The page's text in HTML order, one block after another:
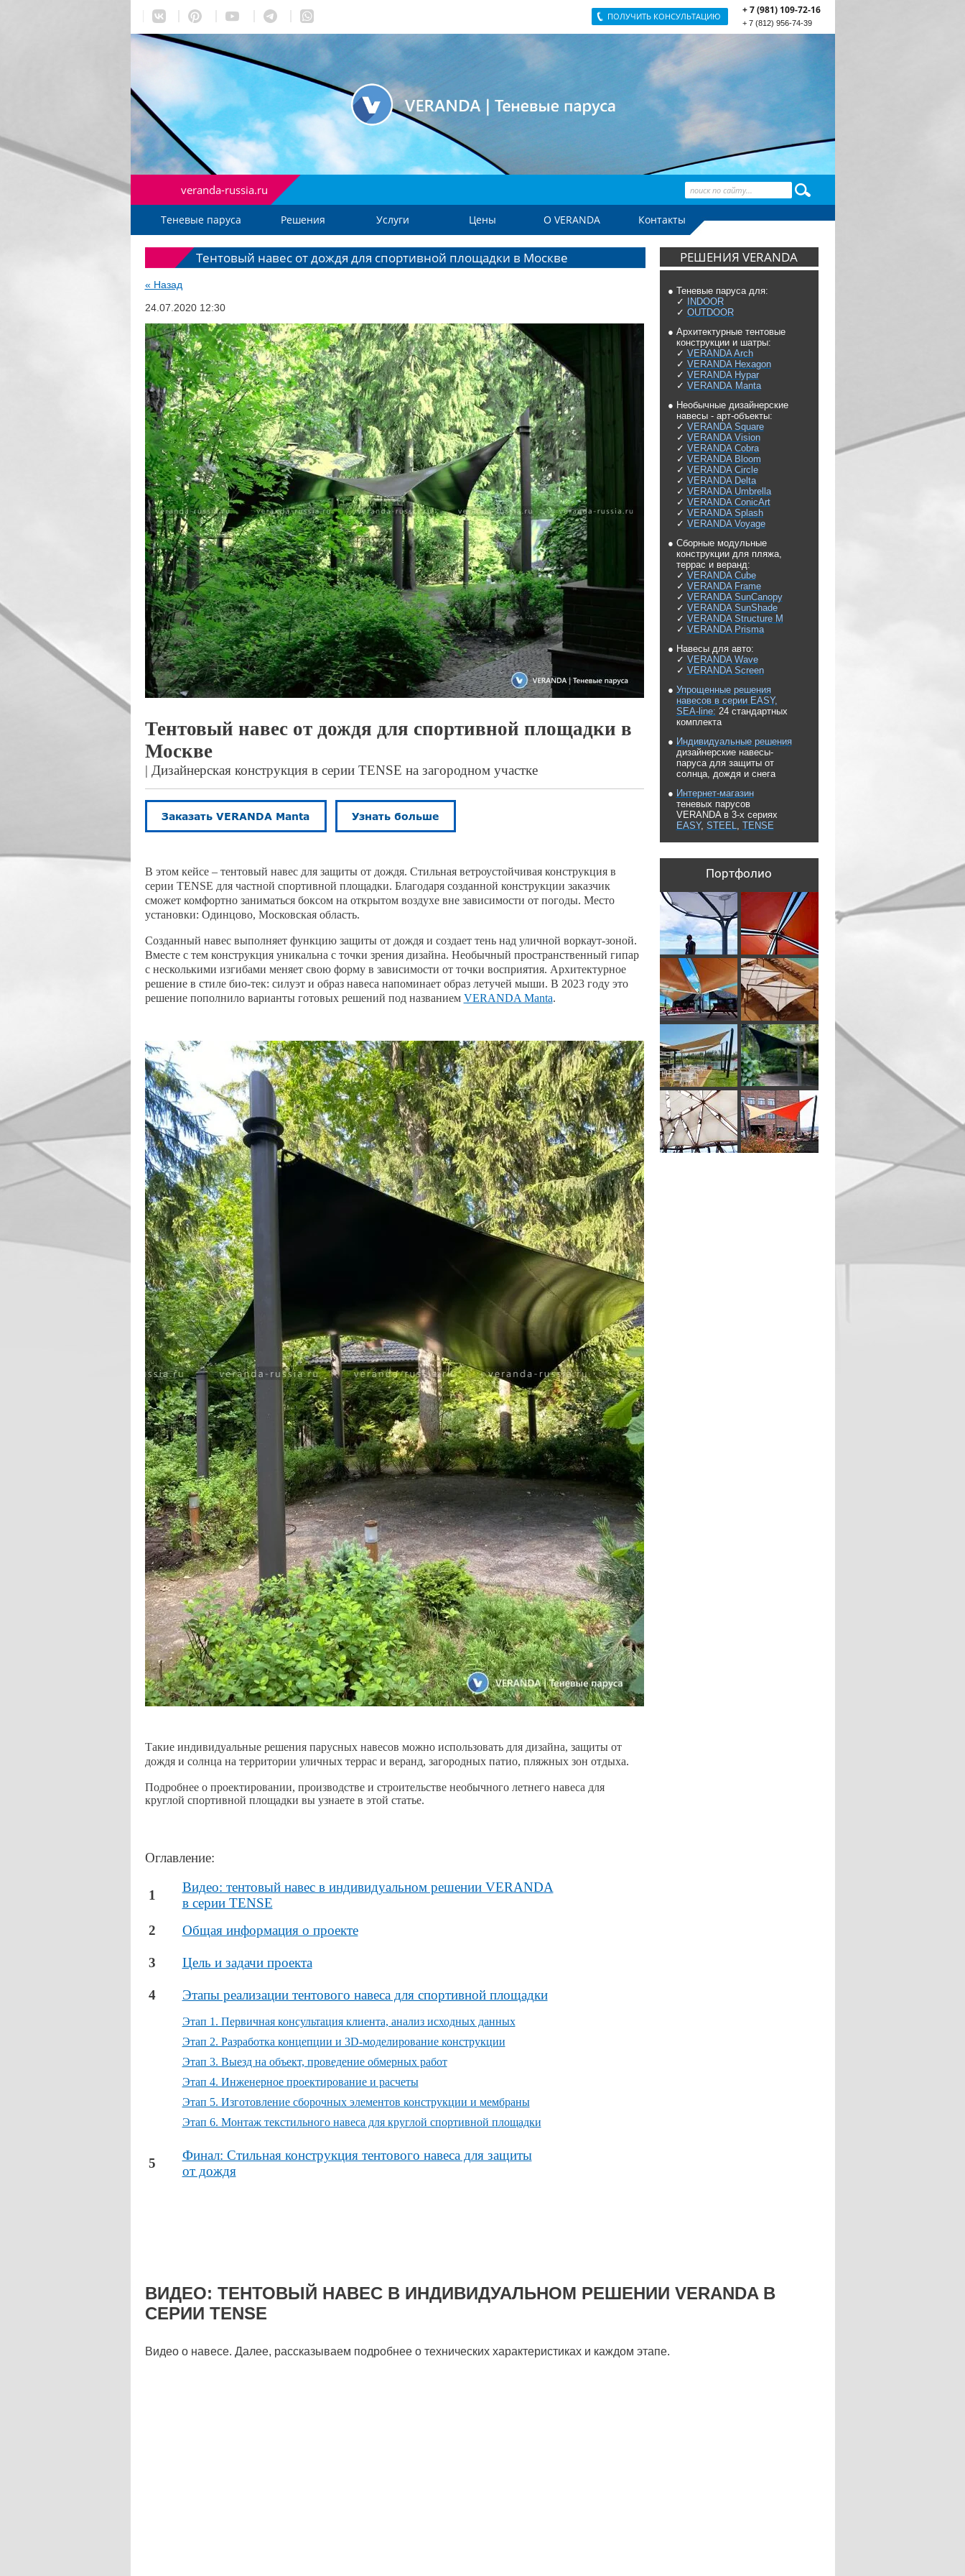
ПОЛУЧИТЬ КОНСУЛЬТАЦИЮ
+ 7 (981) 109-72-16
+ 7 (812) 956-74-39
veranda-russia.ru
Теневые паруса Решения Услуги Цены О VERANDA Контакты
РЕШЕНИЯ VERANDA
● Теневые паруса для:
✓
INDOOR
✓ OUTDOOR
● Архитектурные тентовые
конструкции и шатры:
✓ VERANDA Arch
✓ VERANDA Hexagon
✓ VERANDA Hypar
✓ VERANDA Manta
● Необычные дизайнерские
навесы - арт-объекты:
✓ VERANDA Square
✓ VERANDA Vision
✓ VERANDA Cobra
✓ VERANDA Bloom
✓ VERANDA Circle
✓ VERANDA Delta
✓ VERANDA Umbrella
✓ VERANDA ConicArt
✓ VERANDA Splash
✓ VERANDA Voyage
● Сборные модульные
конструкции для пляжа,
террас и веранд:
✓ VERANDA Cube
✓ VERANDA Frame
✓ VERANDA SunCanopy
✓ VERANDA SunShade
✓ VERANDA Structure M
✓ VERANDA Prisma
● Навесы для авто:
✓ VERANDA Wave
✓ VERANDA Screen
● Упрощенные решения
навесов в серии EASY,
SEA-line: 24 стандартных
комплекта
● Индивидуальные решения
дизайнерские навесы-
паруса для защиты от
солнца, дождя и снега
● Интернет-магазин
теневых парусов
VERANDA в 3-х сериях
EASY, STEEL, TENSE
Портфолио
Тентовый навес от дождя для спортивной площадки в Москве
« Назад
24.07.2020 12:30
Тентовый навес от дождя для спортивной площадки в
Москве
| Дизайнерская конструкция в серии TENSE на загородном участке
В этом кейсе – тентовый навес для защиты от дождя. Стильнаяветроустойчивая конструкция в
серии TENSE для частной спортивной площадки. Благодаря созданной конструкции заказчик
сможет комфортно заниматься боксом на открытом воздухе вне зависимости от погоды. Место
установки: Одинцово, Московская область.
Созданный навес выполняет функцию защиты от дождя и создает тень над уличной воркаут-зоной.
Вместе с тем конструкция уникальна с точки зрения дизайна. Необычный пространственный гипар
с несколькими изгибами меняет свою форму в зависимости от точки восприятия. Архитектурное
решение в стиле био-тек: силуэт и образ навеса напоминает образ летучей мыши. В 2023 году это
решение пополнило варианты готовых решений под названием VERANDA Manta.
Такие индивидуальные решения парусных навесов можно использовать для дизайна, защиты от
дождя и солнца на территории уличных террас и веранд, загородных патио, пляжных зон отдыха.
Подробнее о проектировании, производстве и строительстве необычного летнего навеса для
круглой спортивной площадки вы узнаете в этой статье.
Оглавление:
1
Видео: тентовый навес в индивидуальном решении VERANDA
в серии TENSE
2
Общая информация о проекте
3 Цель и задачи проекта
4 Этапы реализации тентового навеса для спортивной площадки
Этап 1. Первичная консультация клиента, анализ исходных данных
Этап 2. Разработка концепции и 3D-моделирование конструкции
Этап 3. Выезд на объект, проведение обмерных работ
Этап 4. Инженерное проектирование и расчеты
Этап 5. Изготовление сборочных элементов конструкции и мембраны
Этап 6. Монтаж текстильного навеса для круглой спортивной площадки
5
Финал: Стильная конструкция тентового навеса для защиты
от дождя
ВИДЕО: ТЕНТОВЫЙ НАВЕС В ИНДИВИДУАЛЬНОМ РЕШЕНИИ VERANDA В
СЕРИИ TENSE
Видео о навесе. Далее, рассказываем подробнее о технических характеристиках и каждом этапе.